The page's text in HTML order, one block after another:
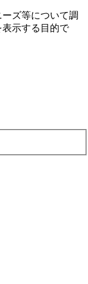
ズ等について調
⽰する⽬的で